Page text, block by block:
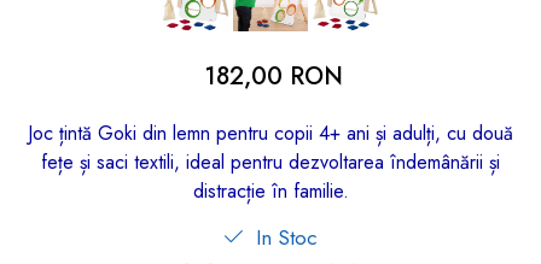
dopuri de urechi
Produse îngrijire copii182,00 RON
Joc țintă Goki din lemn pentru copii 4+ ani și adulți, cu două
fețe și saci textili, ideal pentru dezvoltarea îndemânării și
distracție în familie.
In Stoc